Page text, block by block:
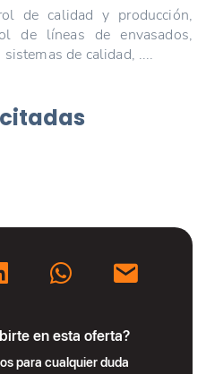
de calidad y producción,
de líneas de envasados,
de calidad, ....
en esta oferta?
para cualquier duda